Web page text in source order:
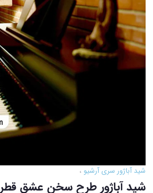
شید آباژور سری آرشیو
شید آباژور طرح سخن عشق قطر40